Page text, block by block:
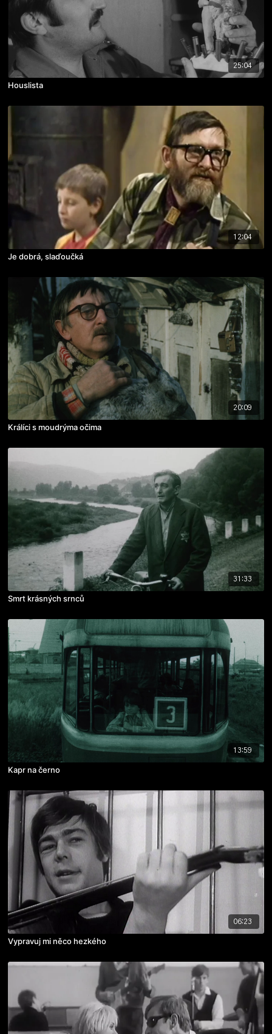
25:04
Houslista
12:04
Je dobrá, slaďoučká
20:09
Králíci s moudrýma očima
31:33
Smrt krásných srnců
13:59
Kapr na černo
06:23
Vypravuj mi něco hezkého